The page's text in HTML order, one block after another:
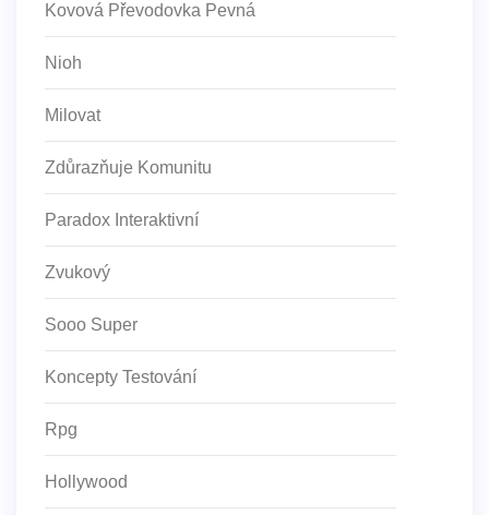
Kovová Převodovka Pevná
Nioh
Milovat
Zdůrazňuje Komunitu
Paradox Interaktivní
Zvukový
Sooo Super
Koncepty Testování
Rpg
Hollywood